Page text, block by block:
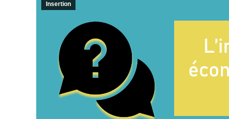
Insertion